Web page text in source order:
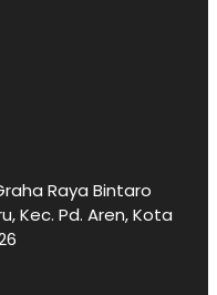
Raya Bintaro
Kec. Pd. Aren, Kota